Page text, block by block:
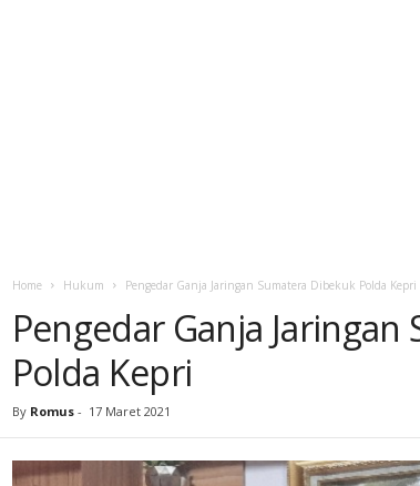
Home Hukum Pengedar Ganja Jaringan Sumatera Dibekuk Polda Kepri
Pengedar Ganja
Polda Kepri
By Romus - 17 Maret 2021